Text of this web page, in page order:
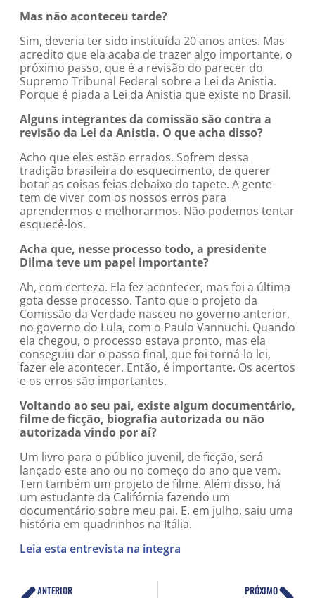
Mas não aconteceu tarde?
Sim, deveria ter sido instituída 20 anos antes. Mas
acredito que ela acaba de trazer algo importante, o
próximo passo, que é a revisão do parecer do
Supremo Tribunal Federal sobre a Lei da Anistia.
Porque é piada a Lei da Anistia que existe no Brasil.
Alguns integrantes da comissão são contra a
revisão da Lei da Anistia. O que acha disso?
Acho que eles estão errados. Sofrem dessa
tradição brasileira do esquecimento, de querer
botar as coisas feias debaixo do tapete. A gente
tem de viver com os nossos erros para
aprendermos e melhorarmos. Não podemos tentar
esquecê-los.
Acha que, nesse processo todo, a presidente
Dilma teve um papel importante?
Ah, com certeza. Ela fez acontecer, mas foi a última
gota desse processo. Tanto que o projeto da
Comissão da Verdade nasceu no governo anterior,
no governo do Lula, com o Paulo Vannuchi. Quando
ela chegou, o processo estava pronto, mas ela
conseguiu dar o passo final, que foi torná-lo lei,
fazer ele acontecer. Então, é importante. Os acertos
e os erros são importantes.
Voltando ao seu pai, existe algum documentário,
filme de ficção, biografia autorizada ou não
autorizada vindo por aí?
Um livro para o público juvenil, de ficção, será
lançado este ano ou no começo do ano que vem.
Tem também um projeto de filme. Além disso, há
um estudante da Califórnia fazendo um
documentário sobre meu pai. E, em julho, saiu uma
história em quadrinhos na Itália.
Leia esta entrevista na integra
ANTERIOR PRÓXIMO